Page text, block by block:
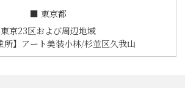
■ 東京都
東京23区および周辺地域
所】アート美装小林/杉並区久我山